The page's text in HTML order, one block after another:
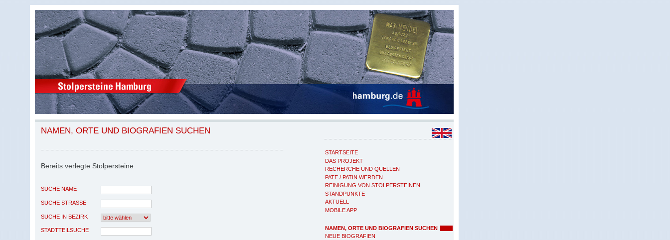
STARTSEITE
DAS PROJEKT
RECHERCHE UND QUELLEN
PATE / PATIN WERDEN
REINIGUNG VON STOLPERSTEINEN
STANDPUNKTE
AKTUELL
MOBILE APP
NAMEN, ORTE UND BIOGRAFIEN SUCHEN
NEUE BIOGRAFIEN
NAMEN, ORTE UND BIOGRAFIEN SUCHEN
Bereits verlegte Stolpersteine
SUCHE NAME
SUCHE STRASSE
SUCHE IN BEZIRK
STADTTEILSUCHE